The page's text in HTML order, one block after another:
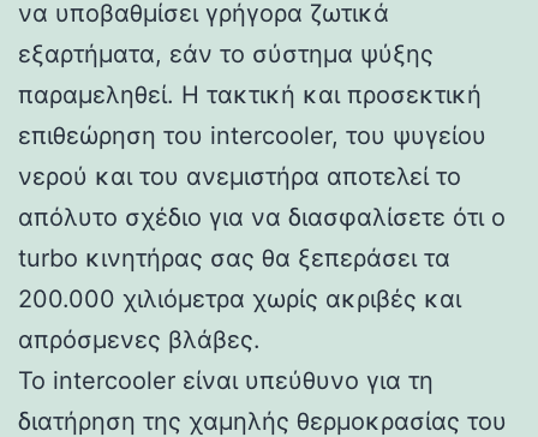
να υποβαθμίσει γρήγορα ζωτικά
εξαρτήματα, εάν το σύστημα ψύξης
παραμεληθεί. Η τακτική και προσεκτική
επιθεώρηση του intercooler, του ψυγείου
νερού και του ανεμιστήρα αποτελεί το
απόλυτο σχέδιο για να διασφαλίσετε ότι ο
turbo κινητήρας σας θα ξεπεράσει τα
200.000 χιλιόμετρα χωρίς ακριβές και
απρόσμενες βλάβες.
Το intercooler είναι υπεύθυνο για τη
διατήρηση της χαμηλής θερμοκρασίας του